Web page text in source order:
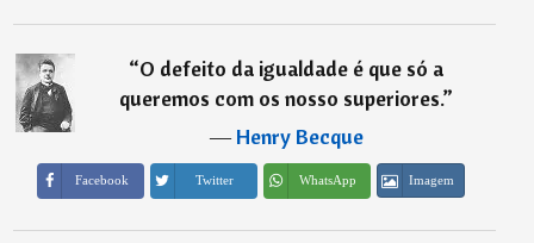
“O defeito da igualdade é que só a
queremos com os nosso superiores.”
―Henry Becque
Facebook Twitter WhatsApp Imagem